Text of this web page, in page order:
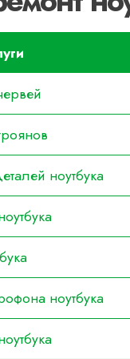
ноутбука
ноутбука